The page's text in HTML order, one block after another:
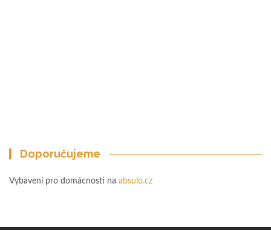
Doporučujeme
Vybavení pro domácnosti na absulo.cz